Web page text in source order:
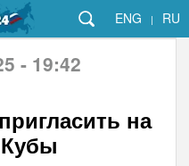
ENG | RU
- 19:42
на